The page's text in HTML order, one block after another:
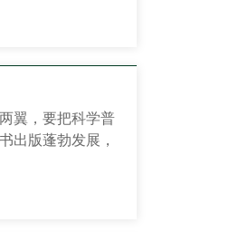
翼，要把科学普
出版蓬勃发展，
出版社邀请国防